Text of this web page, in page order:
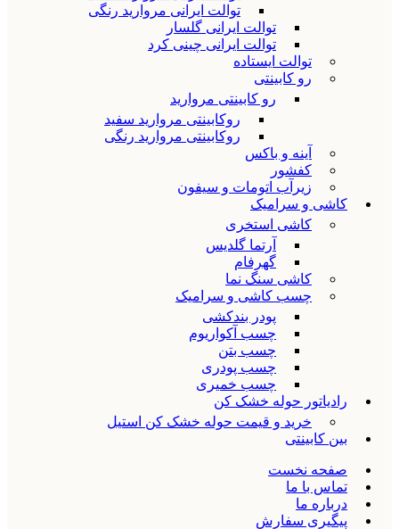
توالت ایرانی مروارید رنگی
توالت ایرانی گلسار
توالت ایرانی چینی کرد
توالت ایستاده
رو کابینتی
رو کابینتی مروارید
روکابینتی مروارید سفید
روکابینتی مروارید رنگی
آینه و باکس
کفشور
زیرآب اتومات و سیفون
کاشی و سرامیک
کاشی استخری
آرتما گلدیس
گهرفام
کاشی سنگ نما
چسب کاشی و سرامیک
پودر بندکشی
چسب آکواریوم
چسب بتن
چسب پودری
چسب خمیری
رادیاتور حوله خشک کن
خرید و قیمت حوله خشک کن استیل
بین کابینتی
صفحه نخست
تماس با ما
درباره ما
پیگیری سفارش